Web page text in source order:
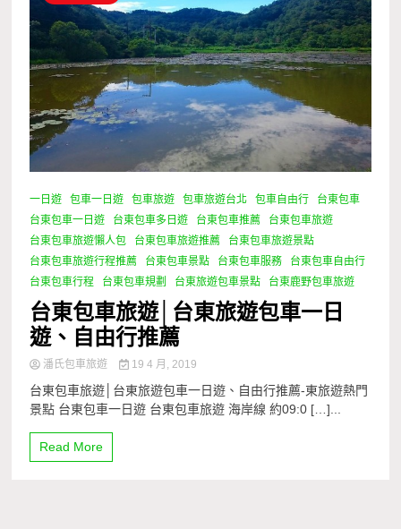
一日遊 包車一日遊 包車旅遊 包車旅遊台北 包車自由行
台東包車
台東包車一日遊
台東包車多日遊 台東包車推薦
台東包車旅遊
台東包車旅遊懶人包
台東包車旅遊推薦
台東包車旅遊景點
台東包車旅遊行程推薦
台東包車景點 台東包車服務
台東包車自由行
台東包車行程
台東包車規劃 台東旅遊包車景點 台東鹿野包車旅遊
台東包車旅遊│台東旅遊包車一日
遊、自由行推薦
潘氏包車旅遊 19 4 月, 2019
台東包車旅遊│台東旅遊包車一日遊、自由行推薦-東旅遊熱門
景點 台東包車一日遊 台東包車旅遊 海岸線 約09:0 […]...
Read More